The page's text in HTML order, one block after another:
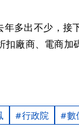
多出不少，接
廠商、電商加
行政院 數